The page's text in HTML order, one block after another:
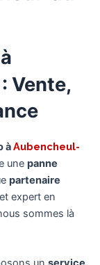
: Vente,
àAubencheul-
une panne
partenaire
et expert en
sommes là